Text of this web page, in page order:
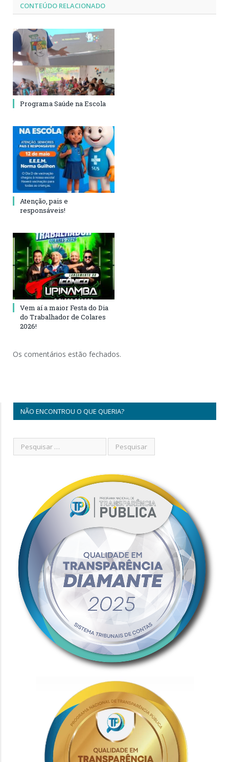
CONTEÚDO RELACIONADO
Programa Saúde na Escola
Atenção, pais e
responsáveis!
Vem aí a maior Festa do Dia
do Trabalhador de Colares
2026!
Os comentários estão fechados.
NÃO ENCONTROU O QUE QUERIA?